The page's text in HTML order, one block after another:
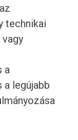
technikai
a
legújabb